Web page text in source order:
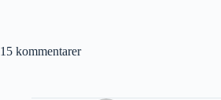
15 kommentarer